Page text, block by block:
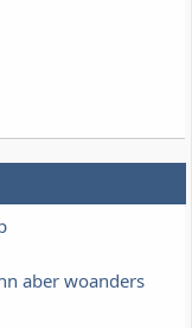
aber woanders